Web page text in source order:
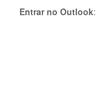
Entrar no Outlook: